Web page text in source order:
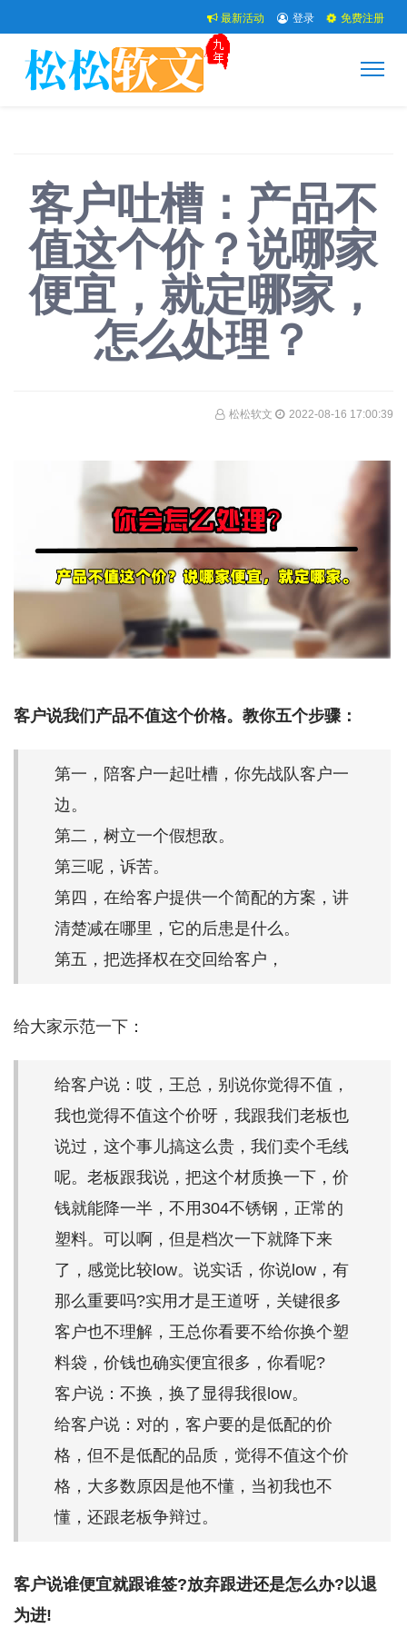
最新活动 登录 免费注册
客户吐槽：产品不
值这个价？说哪家
便宜，就定哪家，
怎么处理？
松松软文 2022-08-16 17:00:39
客户说我们产品不值这个价格。教你五个步骤：
第一，陪客户一起吐槽，你先战队客户一
边。
第二，树立一个假想敌。
第三呢，诉苦。
第四，在给客户提供一个简配的方案，讲
清楚减在哪里，它的后患是什么。
第五，把选择权在交回给客户，
给大家示范一下：
给客户说：哎，王总，别说你觉得不值，
我也觉得不值这个价呀，我跟我们老板也
说过，这个事儿搞这么贵，我们卖个毛线
呢。老板跟我说，把这个材质换一下，价
钱就能降一半，不用304不锈钢，正常的
塑料。可以啊，但是档次一下就降下来
了，感觉比较low。说实话，你说low，有
那么重要吗?实用才是王道呀，关键很多
客户也不理解，王总你看要不给你换个塑
料袋，价钱也确实便宜很多，你看呢?
客户说：不换，换了显得我很low。
给客户说：对的，客户要的是低配的价
格，但不是低配的品质，觉得不值这个价
格，大多数原因是他不懂，当初我也不
懂，还跟老板争辩过。
客户说谁便宜就跟谁签?放弃跟进还是怎么办?以退
为进!